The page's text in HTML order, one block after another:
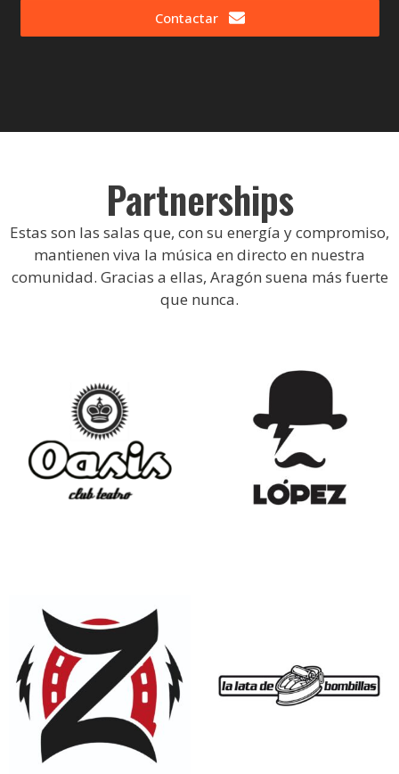
Contactar
Partnerships
Estas son las salas que, con su energía y compromiso,
mantienen viva la música en directo en nuestra
comunidad. Gracias a ellas, Aragón suena más fuerte
que nunca.